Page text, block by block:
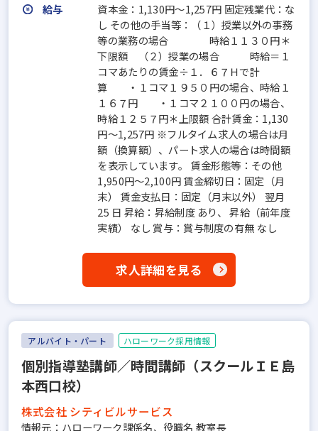
給与
資本金：1,130円〜1,257円 固定残業代：な
し その他の手当等：（１）授業以外の事務
等の業務の場合 時給１１３０円＊
下限額 （２）授業の場合 時給＝１
コマあたりの賃金÷１．６７Ｈで計
算 ・１コマ１９５０円の場合、時給１
１６７円 ・１コマ２１００円の場合、
時給１２５７円＊上限額 合計賃金：1,130
円～1,257円 ※フルタイム求人の場合は月
額（換算額）、パート求人の場合は時間額
を表示しています。 賃金形態等：その他
1,950円～2,100円 賃金締切日：固定（月
末） 賃金支払日：固定（月末以外） 翌月
25 日 昇給：昇給制度 あり、 昇給（前年度
実績） なし 賞与：賞与制度の有無 なし
求人詳細を見る
アルバイト・パート ハローワーク採用情報
個別指導塾講師／時間講師（スクールＩＥ島
本西口校）
株式会社 シティビルサービス
情報元：ハローワーク課係名、役職名 教室長